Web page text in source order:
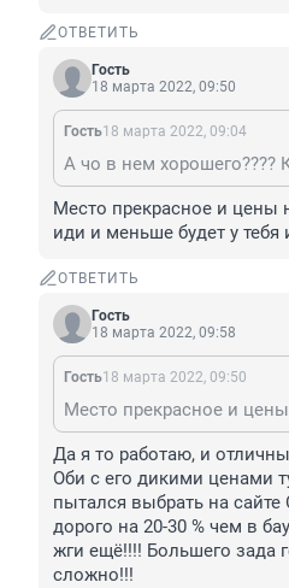
ОТВЕТИТЬ
Гость
18 марта 2022, 09:50
Гость18 марта 2022, 09:04
Место прекрасное и цены
иди и меньше будет у тебя
ОТВЕТИТЬ
Гость
18 марта 2022, 09:58
Гость18 марта 2022, 09:50
Да я то работаю, и
Оби с его дикими ценами
пытался выбрать на
дорого на 20-30 % чем в
жги ещё!!!! Большего зада
сложно!!!